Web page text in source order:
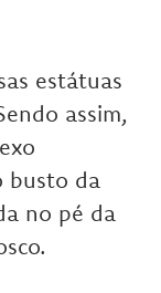
estátuas
assim,
busto da
no pé da